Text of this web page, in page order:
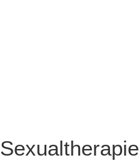
Sexualtherapie